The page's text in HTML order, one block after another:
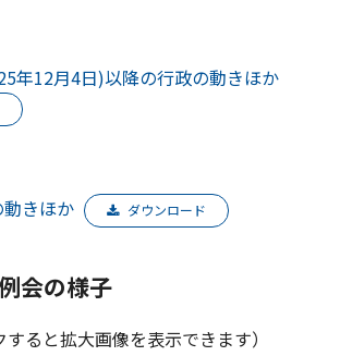
年12月4日)以降の行政の動きほか
きほか ダウンロード
会の様子
すると拡大画像を表示できます）